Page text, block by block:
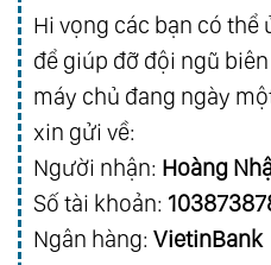
Hi vọng các bạn có thể
để giúp đỡ đội ngũ
máy chủ đang ngày
xin gửi về:
Người nhận: Hoàng
Số tài khoản:
Ngân hàng: VietinBank